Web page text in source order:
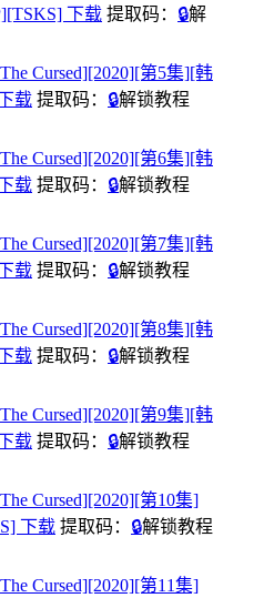
下载 提取码： 🔒解
Cursed][2020][第5集][韩
载 提取码： 🔒解锁教程
Cursed][2020][第6集][韩
载 提取码： 🔒解锁教程
Cursed][2020][第7集][韩
载 提取码： 🔒解锁教程
Cursed][2020][第8集][韩
载 提取码： 🔒解锁教程
Cursed][2020][第9集][韩
载 提取码： 🔒解锁教程
Cursed][2020][第10集]
下载 提取码： 🔒解锁教程
Cursed][2020][第11集]